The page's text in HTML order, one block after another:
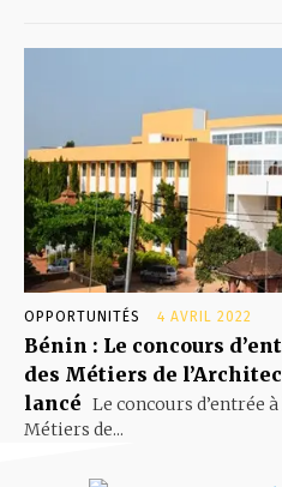
OPPORTUNITÉS 4 AVRIL 2022
Bénin : Le concours
des Métiers de
lancé Le concours d’entrée
Métiers de...